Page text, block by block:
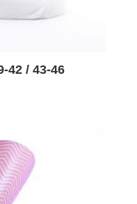
42 / 43-46